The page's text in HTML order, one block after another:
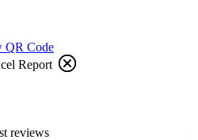
Report
reviews